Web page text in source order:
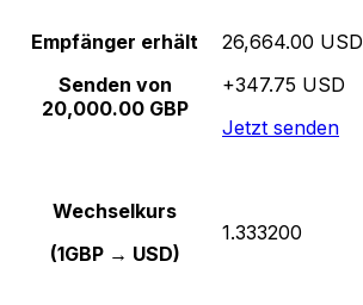
Empfänger erhält
Senden von
20,000.00 GBP
26,664.00 USD
+347.75 USD
Jetzt senden
Wechselkurs
(1GBP → USD)
1.333200